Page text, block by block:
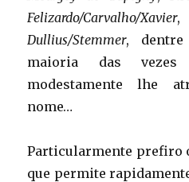
Felizardo/Carvalho/Xavier
Dullius/Stemmer,
maioria das vezes
modestamente lhe
nome…
Particularmente prefiro
que permite